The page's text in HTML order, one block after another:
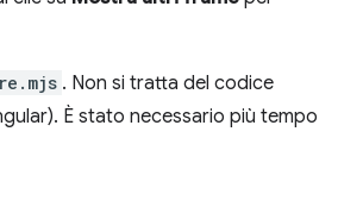
. Non si tratta del codice
È stato necessario più tempo